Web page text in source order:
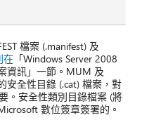
檔案 (.manifest) 及
在 「Windows Server 2008
資訊」一節。MUM 及
安全性目錄 (.cat) 檔案，對
。安全性類別目錄檔案 (將
數位簽章簽署的。